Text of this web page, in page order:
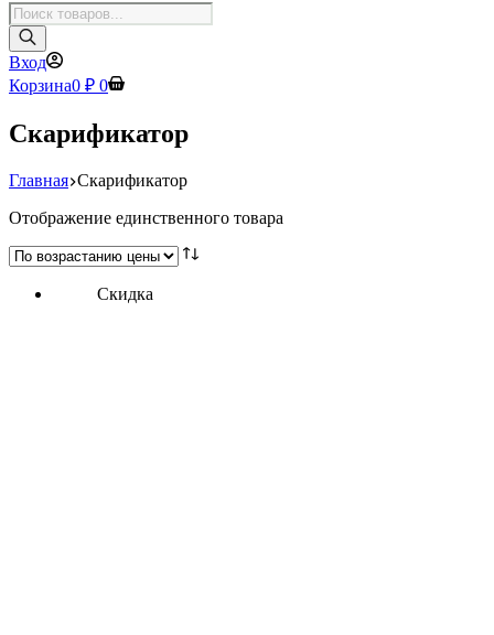
Поиск
товаров
Вход
Корзина0 ₽ 0
Скарификатор
Главная Скарификатор
Отображение единственного товара
Скидка